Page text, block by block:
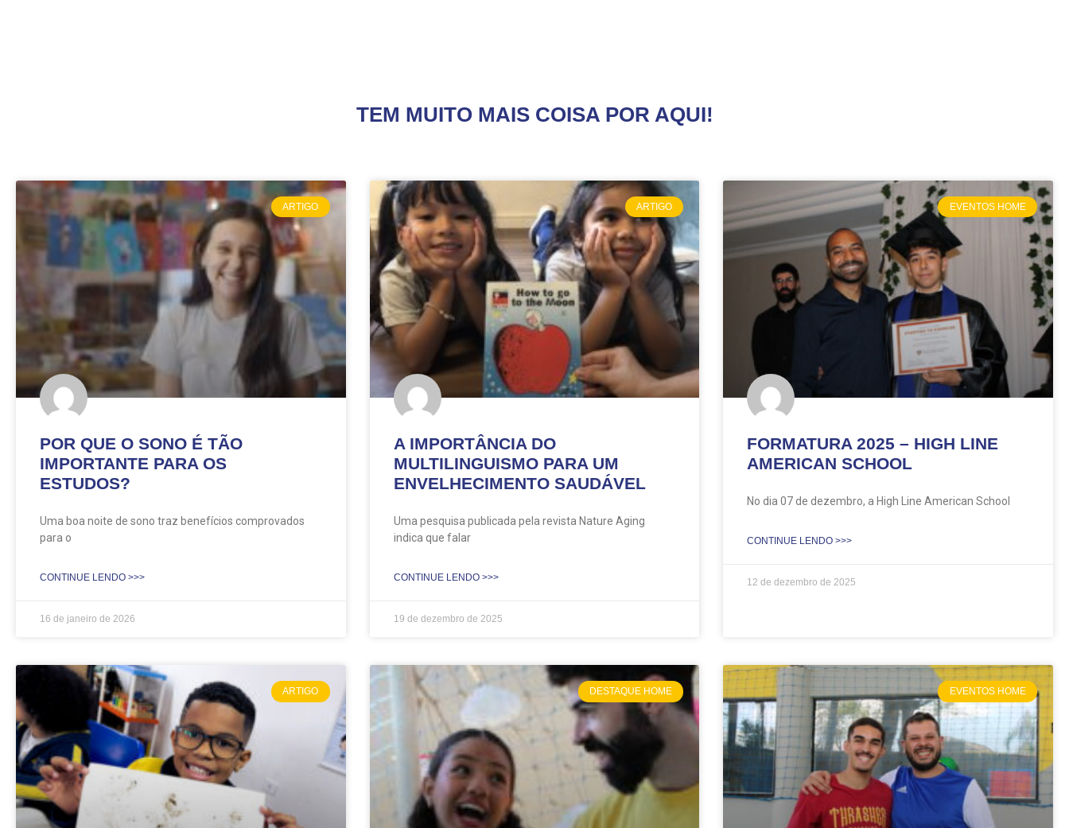
TEM MUITO MAIS COISA POR AQUI!
ARTIGO
POR QUE O SONO É TÃO
IMPORTANTE PARA OS
ESTUDOS?
Uma boa noite de sono traz benefícios comprovados
para o
CONTINUE LENDO >>>
16 de janeiro de 2026
ARTIGO
A IMPORTÂNCIA DO
MULTILINGUISMO PARA UM
ENVELHECIMENTO SAUDÁVEL
Uma pesquisa publicada pela revista Nature Aging
indica que falar
CONTINUE LENDO >>>
19 de dezembro de 2025
EVENTOS HOME
FORMATURA 2025 – HIGH LINE
AMERICAN SCHOOL
No dia 07 de dezembro, a High Line American School
CONTINUE LENDO >>>
12 de dezembro de 2025
ARTIGO DESTAQUE HOME EVENTOS HOME